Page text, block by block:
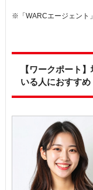
※「WARCエージェント
【ワークポート
いる人におすすめ